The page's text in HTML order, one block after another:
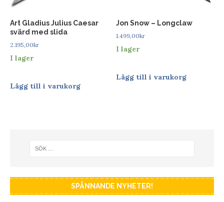
Art Gladius Julius Caesar
svärd med slida
2.195,00kr
I lager
Lägg till i varukorg
Jon Snow – Longclaw
1.499,00kr
I lager
Lägg till i varukorg
SPÄNNANDE NYHETER!